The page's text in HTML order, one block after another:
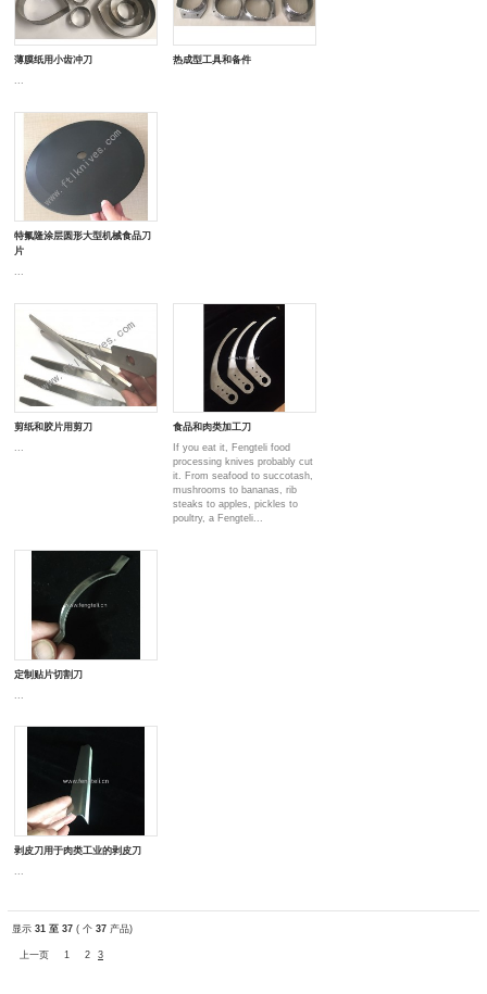
薄膜纸用小齿冲刀
...
热成型工具和备件
特氟隆涂层圆形大型机械食品刀
片
...
剪纸和胶片用剪刀
...
食品和肉类加工刀
If you eat it, Fengteli food
processing knives probably cut
it. From seafood to succotash,
mushrooms to bananas, rib
steaks to apples, pickles to
poultry, a Fengteli...
定制贴片切割刀
剥皮刀用于肉类工业的剥皮刀
显示 31 至 37 ( 个 37 产品)
上一页 1 2 3